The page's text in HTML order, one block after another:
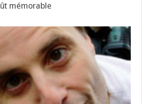
mémorable